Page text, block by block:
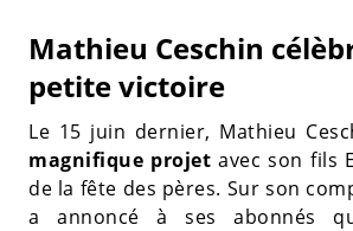
Mathieu Ceschin
petite victoire
Le 15 juin dernier, Mathieu
magnifique projet avec son fils
de la fête des pères. Sur son
a annoncé à ses abonnés